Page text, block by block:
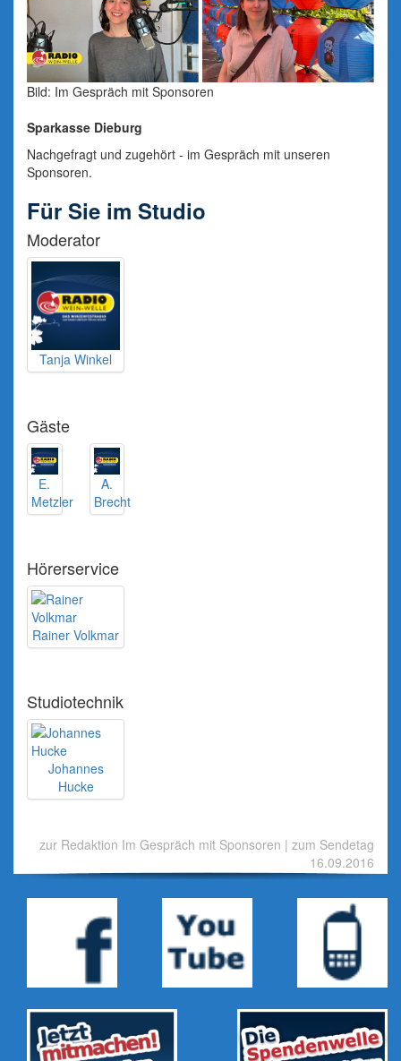
Bild: Im Gespräch mit Sponsoren
Sparkasse Dieburg
Nachgefragt und zugehört - im Gespräch mit unseren
Sponsoren.
Für Sie im Studio
Moderator
Tanja Winkel
Gäste
E.
Metzler
A.
Brecht
Hörerservice
Rainer Volkmar
Studiotechnik
Johannes
Hucke
zur Redaktion Im Gespräch mit Sponsoren | zum Sendetag
16.09.2016